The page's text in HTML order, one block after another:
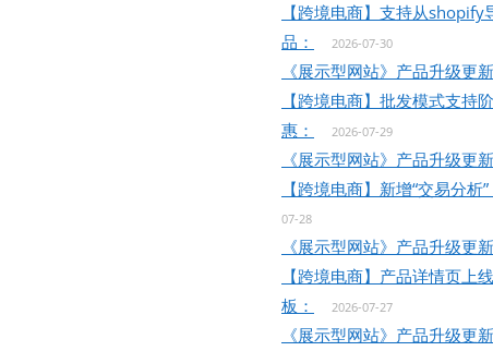
【跨境电商】支持从shopify
品：
2026-07-30
《展示型网站》产品升级
【跨境电商】批发模式支持
惠：
2026-07-29
《展示型网站》产品升级
【跨境电商】新增“交易分析”
07-28
《展示型网站》产品升级
【跨境电商】产品详情页上
板：
2026-07-27
《展示型网站》产品升级